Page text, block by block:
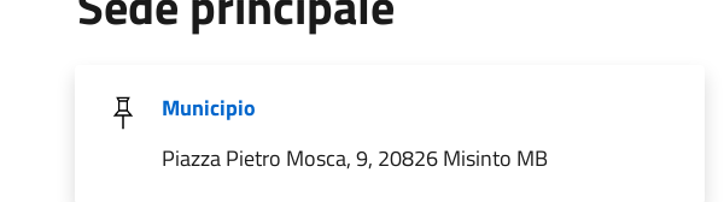
Municipio
Piazza Pietro Mosca, 9, 20826 Misinto MB